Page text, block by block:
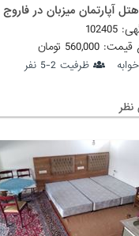
آپارتمان میزبان در فاروج
تومان
ظرفیت 2-5 نفر
نظر